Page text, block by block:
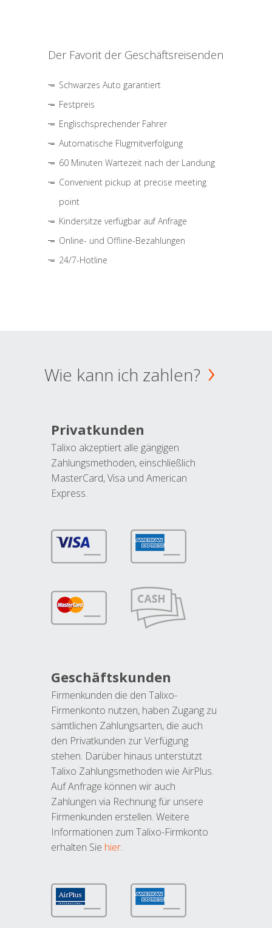
Der Favorit der Geschäftsreisenden
Schwarzes Auto garantiert
Festpreis
Englischsprechender Fahrer
Automatische Flugmitverfolgung
60 Minuten Wartezeit nach der Landung
Convenient pickup at precise meeting
point
Kindersitze verfügbar auf Anfrage
Online- und Offline-Bezahlungen
24/7-Hotline
Wie kann ich zahlen?
Privatkunden
Talixo akzeptiert alle gängigen
Zahlungsmethoden, einschließlich
MasterCard, Visa und American
Express.
Geschäftskunden
Firmenkunden die den Talixo-
Firmenkonto nutzen, haben Zugang zu
sämtlichen Zahlungsarten, die auch
den Privatkunden zur Verfügung
stehen. Darüber hinaus unterstützt
Talixo Zahlungsmethoden wie AirPlus.
Auf Anfrage können wir auch
Zahlungen via Rechnung für unsere
Firmenkunden erstellen. Weitere
Informationen zum Talixo-Firmkonto
erhalten Sie hier.